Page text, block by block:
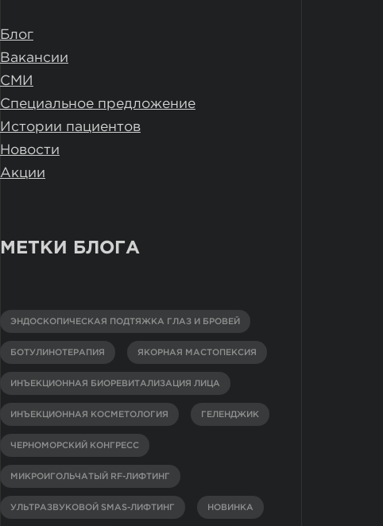
Блог
Вакансии
СМИ
Специальное предложение
Истории пациентов
Новости
Акции
МЕТКИ БЛОГА
ЭНДОСКОПИЧЕСКАЯ ПОДТЯЖКА ГЛАЗ И БРОВЕЙ
БОТУЛИНОТЕРАПИЯ ЯКОРНАЯ МАСТОПЕКСИЯ
ИНЪЕКЦИОННАЯ БИОРЕВИТАЛИЗАЦИЯ ЛИЦА
ИНЪЕКЦИОННАЯ КОСМЕТОЛОГИЯ ГЕЛЕНДЖИК
ЧЕРНОМОРСКИЙ КОНГРЕСС
МИКРОИГОЛЬЧАТЫЙ RF-ЛИФТИНГ
УЛЬТРАЗВУКОВОЙ SMAS-ЛИФТИНГ НОВИНКА